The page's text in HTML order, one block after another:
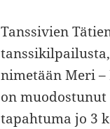
Tanssivien
nimetään Meri
on
tapahtuma jo 3